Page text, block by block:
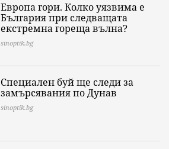
Европа гори. Колко уязвима е
България при следващата
екстремна гореща вълна?
sinoptik.bg
Специален буй ще следи за
замърсявания по Дунав
sinoptik.bg